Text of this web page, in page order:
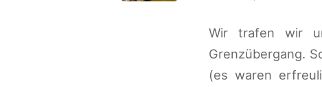
Wir trafen wir
Grenzübergang.
(es waren